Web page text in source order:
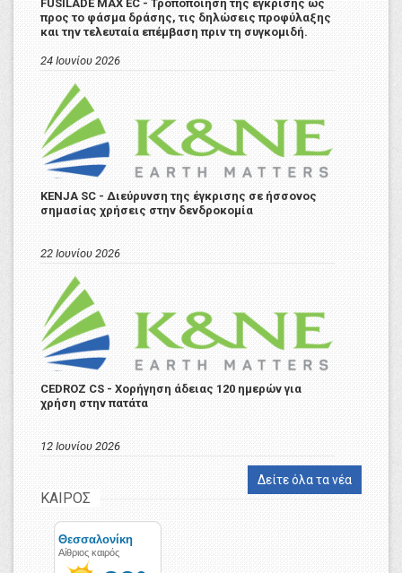
FUSILADE MAX EC - Τροποποίηση της έγκρισης ως
προς το φάσμα δράσης, τις δηλώσεις προφύλαξης
και την τελευταία επέμβαση πριν τη συγκομιδή.
24 Ιουνίου 2026
KENJA SC - Διεύρυνση της έγκρισης σε ήσσονος
σημασίας χρήσεις στην δενδροκομία
22 Ιουνίου 2026
CEDROZ CS - Χορήγηση άδειας 120 ημερών για
χρήση στην πατάτα
12 Ιουνίου 2026
Δείτε όλα τα νέα
ΚΑΙΡΟΣ